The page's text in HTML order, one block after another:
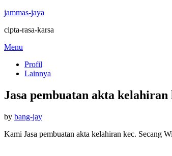
jammas-jaya
cipta-rasa-karsa
Skip
content
Menu
Profil
Lainnya
Jasa pembuatan akta
by bang-jayPosted
Kami Jasa pembuatan akta kelahiran kec. Secang